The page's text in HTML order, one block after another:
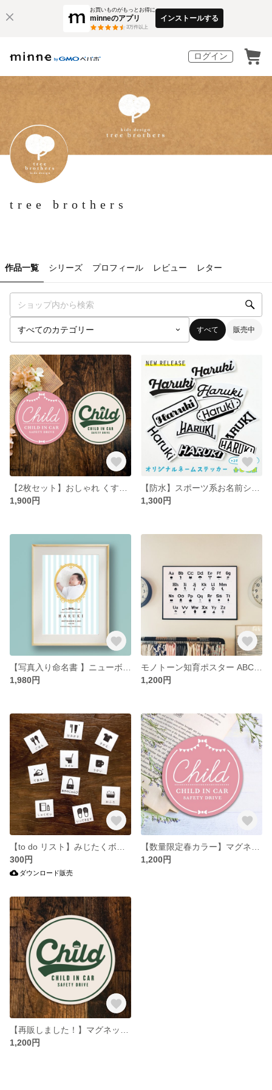
お買いものがもっとお得に
minneのアプリ
3万件以上
インストールする
ログイン
tree brothers
作品一覧 シリーズ プロフィール レビュー レター
すべて 販売中
1,900円
1,300円
1,980円
1,200円
300円
ダウンロード販売
1,200円
1,200円